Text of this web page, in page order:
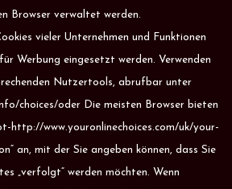
Browser verwaltet werden.
vieler Unternehmen und Funktionen
Werbung eingesetzt werden. Verwenden
Nutzertools, abrufbar unter
choices/oder Die meisten Browser bieten
http://www.youronlinechoices.com/uk/your-
an, mit der Sie angeben können, dass Sie
„verfolgt“ werden möchten. Wenn